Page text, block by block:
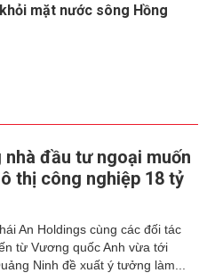
mặt nước sông Hồng
đầu tư ngoại muốn
thị công nghiệp 18 tỷ
An Holdings cùng các đối tác
từ Vương quốc Anh vừa tới
Ninh đề xuất ý tưởng làm...